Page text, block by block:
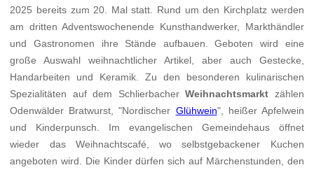
2025 bereits zum 20. Mal statt. Rund um den Kirchplatz werden
am dritten Adventswochenende Kunsthandwerker, Markthändler
und Gastronomen ihre Stände aufbauen. Geboten wird eine
große Auswahl weihnachtlicher Artikel, aber auch Gestecke,
Handarbeiten und Keramik. Zu den besonderen kulinarischen
Spezialitäten auf dem SchlierbacherWeihnachtsmarkt zählen
Odenwälder Bratwurst, "Nordischer Glühwein", heißer Apfelwein
und Kinderpunsch. Im evangelischen Gemeindehaus öffnet
wieder das Weihnachtscafé, wo selbstgebackener Kuchen
angeboten wird. Die Kinder dürfen sich auf Märchenstunden, den